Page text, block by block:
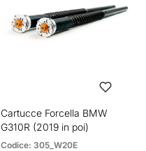
Cartucce Forcella BMW
G310R (2019 in poi)
Codice: 305_W20E